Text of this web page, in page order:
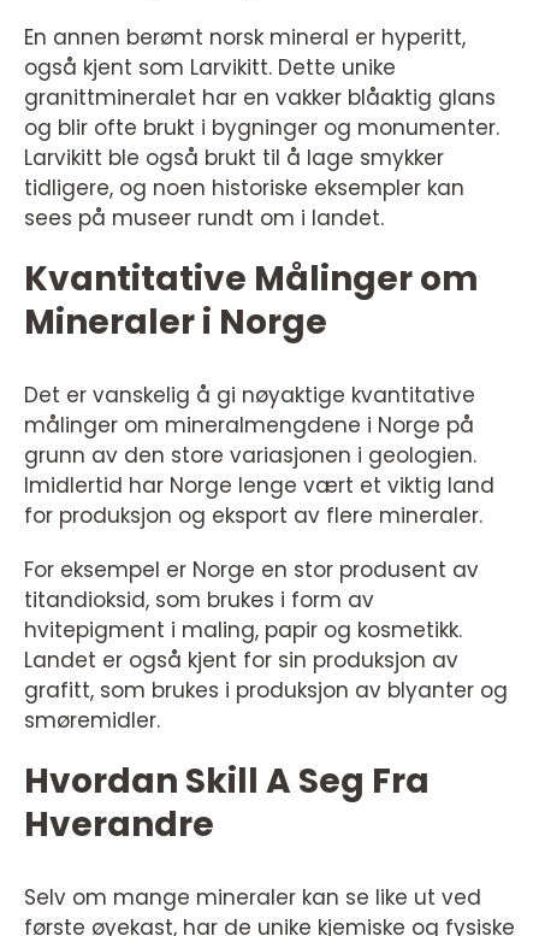
En annen berømt norsk mineral er hyperitt,
også kjent som Larvikitt. Dette unike
granittmineralet har en vakker blåaktig glans
og blir ofte brukt i bygninger og monumenter.
Larvikitt ble også brukt til å lage smykker
tidligere, og noen historiske eksempler kan
sees på museer rundt om i landet.
Kvantitative Målinger om
Mineraler i Norge
Det er vanskelig å gi nøyaktige kvantitative
målinger om mineralmengdene i Norge på
grunn av den store variasjonen i geologien.
Imidlertid har Norge lenge vært et viktig land
for produksjon og eksport av flere mineraler.
For eksempel er Norge en stor produsent av
titandioksid, som brukes i form av
hvitepigment i maling, papir og kosmetikk.
Landet er også kjent for sin produksjon av
grafitt, som brukes i produksjon av blyanter og
smøremidler.
Hvordan Skill A Seg Fra
Hverandre
Selv om mange mineraler kan se like ut ved
første øyekast, har de unike kjemiske og fysiske